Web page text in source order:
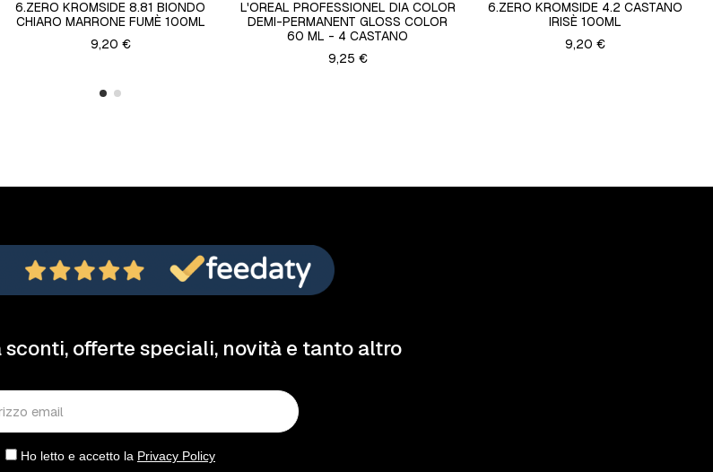
6.ZERO KROMSIDE 8.81 BIONDO
CHIARO MARRONE FUMÈ 100ML
9,20 €
L'OREAL PROFESSIONEL DIA COLOR
DEMI-PERMANENT GLOSS COLOR
60 ML - 4 CASTANO
9,25 €
6.ZERO KROMSIDE 4.2 CASTANO
IRISÈ 100ML
9,20 €
offerte speciali, novità e tanto altro
Ho letto e accetto la Privacy Policy